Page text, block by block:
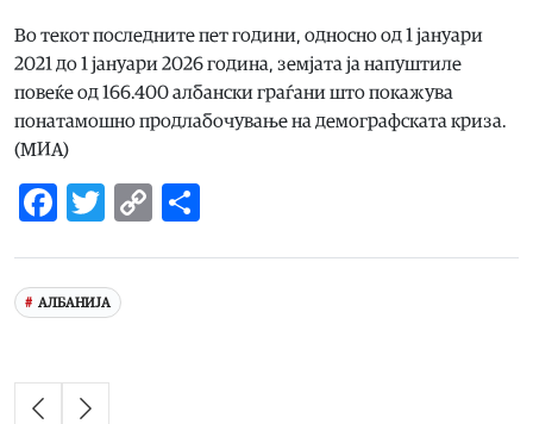
Во текот последните пет години, односно од 1 јануари
2021 до 1 јануари 2026 година, земјата ја напуштиле
повеќе од 166.400 албански граѓани што покажува
понатамошно продлабочување на демографската криза.
(МИА)
Facebook
Twitter
Copy
АЛБАНИЈА